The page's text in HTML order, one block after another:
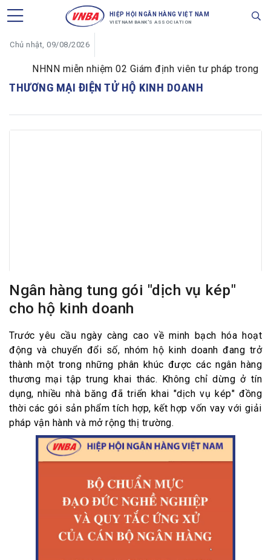
HIỆP HỘI NGÂN HÀNG VIỆT NAM
VIETNAM BANK'S ASSOCIATION
Chủ nhật, 09/08/2026
NHNN miễn nhiệm 02 Giám định viên tư pháp trong
THƯƠNG MẠI ĐIỆN TỬ HỘ KINH DOANH
Ngân hàng tung gói "dịch vụ kép"
cho hộ kinh doanh
Trước yêu cầu ngày càng cao về minh bạch hóa hoạt
động và chuyển đổi số, nhóm hộ kinh doanh đang trở
thành một trong những phân khúc được các ngân hàng
thương mại tập trung khai thác. Không chỉ dừng ở tín
dụng, nhiều nhà băng đã triển khai "dịch vụ kép" đồng
thời các gói sản phẩm tích hợp, kết hợp vốn vay với giải
pháp vận hành và mở rộng thị trường.